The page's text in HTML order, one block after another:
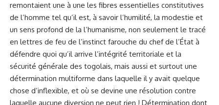
remontaient une à une les fibres essentielles constitutives
de l’homme tel qu’il est, à savoir l’humilité, la modestie et
un sens profond de la l’humanisme, non seulement le tracé
en lettres de feu de l’instinct farouche du chef de l’État à
défendre quoi qu’il arrive l’intégrité territoriale et la
sécurité générale des togolais, mais aussi et surtout une
détermination multiforme dans laquelle il y avait quelque
chose d’inflexible, et où se devine une résolution contre
laquelle aucune diversion ne peut rien ! Détermination dont